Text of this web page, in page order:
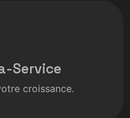
Service
croissance.